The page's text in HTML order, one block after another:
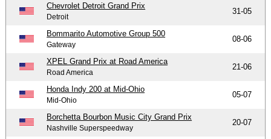
Chevrolet Detroit Grand Prix
Detroit
31-05
Bommarito Automotive Group 500
Gateway
08-06
XPEL Grand Prix at Road America
Road America
21-06
Honda Indy 200 at Mid-Ohio
Mid-Ohio
05-07
Borchetta Bourbon Music City Grand Prix
Nashville Superspeedway
20-07